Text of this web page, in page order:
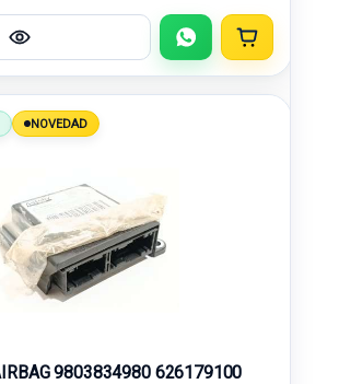
NOVEDAD
9803834980 626179100